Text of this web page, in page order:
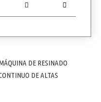
DE RESINADO
DE ALTAS